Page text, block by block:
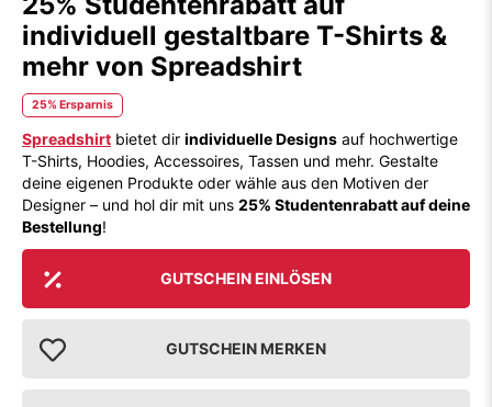
individuell gestaltbare T-Shirts &
mehr von Spreadshirt
25% Ersparnis
Spreadshirt bietet dir individuelle Designs auf hochwertige
T-Shirts, Hoodies, Accessoires, Tassen und mehr. Gestalte
deine eigenen Produkte oder wähle aus den Motiven der
Designer – und hol dir mit uns 25% Studentenrabatt auf deine
Bestellung!
GUTSCHEIN EINLÖSEN
GUTSCHEIN MERKEN